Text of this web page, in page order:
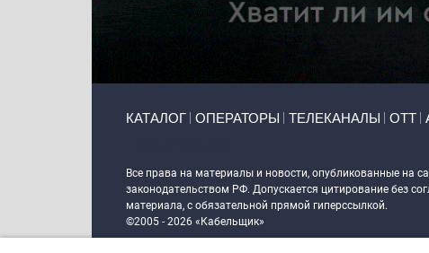
КАТАЛОГ ОПЕРАТОРЫ ТЕЛЕКАНАЛЫ ОТТ
Все права на материалы и новости, опубликованные на
законодательством РФ. Допускается цитирование без
материала, с обязательной прямой гиперссылкой.
©2005 - 2026 «Кабельщик»